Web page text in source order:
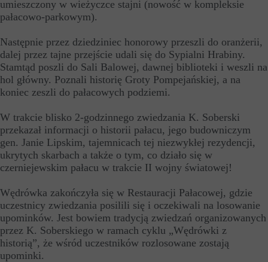
umieszczony w wieżyczce stajni (nowość w kompleksie
pałacowo-parkowym).
Następnie przez dziedziniec honorowy przeszli do oranżerii,
dalej przez tajne przejście udali się do Sypialni Hrabiny.
Stamtąd poszli do Sali Balowej, dawnej biblioteki i weszli na
hol główny. Poznali historię Groty Pompejańskiej, a na
koniec zeszli do pałacowych podziemi.
W trakcie blisko 2-godzinnego zwiedzania K. Soberski
przekazał informacji o historii pałacu, jego budowniczym
gen. Janie Lipskim, tajemnicach tej niezwykłej rezydencji,
ukrytych skarbach a także o tym, co działo się w
czerniejewskim pałacu w trakcie II wojny światowej!
Wędrówka zakończyła się w Restauracji Pałacowej, gdzie
uczestnicy zwiedzania posilili się i oczekiwali na losowanie
upominków. Jest bowiem tradycją zwiedzań organizowanych
przez K. Soberskiego w ramach cyklu „Wędrówki z
historią”, że wśród uczestników rozlosowane zostają
upominki.